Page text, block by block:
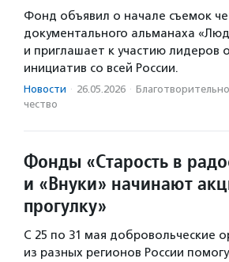
Фонд объявил о начале съемок
документального альманаха
и приглашает к участию лидеров
инициатив со всей России.
Новости · 26.05.2026 ·
чест­во
Фонды «Старость в
и «Внуки» начинают
прогулку»
С 25 по 31 мая добровольческие
из разных регионов России